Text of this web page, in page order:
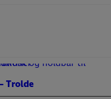
Trolde